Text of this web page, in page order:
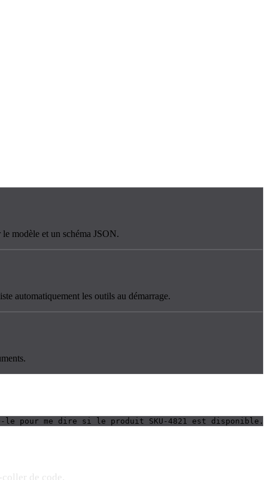
modèle et un schéma JSON.
automatiquement les outils au démarrage.
pour me dire si le produit SKU-4821 est disponible.
de code.